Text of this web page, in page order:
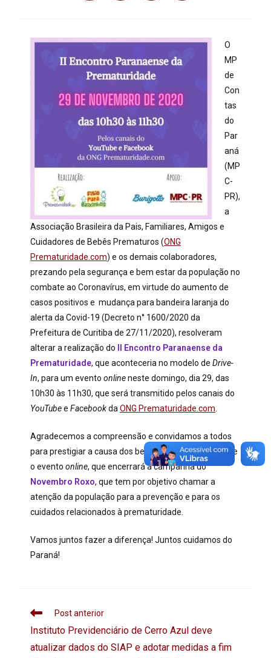
O
MP
de
Con
tas
do
Par
aná
(MP
C-
PR),
a
Associação Brasileira da Pais, Familiares, Amigos e
Cuidadores de Bebês Prematuros (ONG
Prematuridade.com) e os demais colaboradores,
prezando pela segurança e bem estar da população no
combate ao Coronavírus, em virtude do aumento de
casos positivos e mudança para bandeira laranja do
alerta da Covid-19 (Decreto n° 1600/2020 da
Prefeitura de Curitiba de 27/11/2020), resolveram
alterar a realização do
II Encontro Paranaense da
Prematuridade, que aconteceria no modelo de Drive-
In, para um evento onlineneste domingo, dia 29, das
10h30 às 11h30, que será transmitido pelos canais do
YouTubee Facebookda ONG Prematuridade.com
Agradecemos a compreensão e convidamos a todos
para prestigiar a causa dos bebês prematuros durante
o evento online, que encerrará a campanha do
Novembro Roxo, que tem por objetivo chamar a
atenção da população para a prevenção e para os
cuidados relacionados à prematuridade.
Vamos juntos fazer a diferença! Juntos cuidamos do
Paraná!
Post anterior
Instituto Previdenciário de Cerro Azul deve
atualizar dados do SIAP e adotar medidas a fim